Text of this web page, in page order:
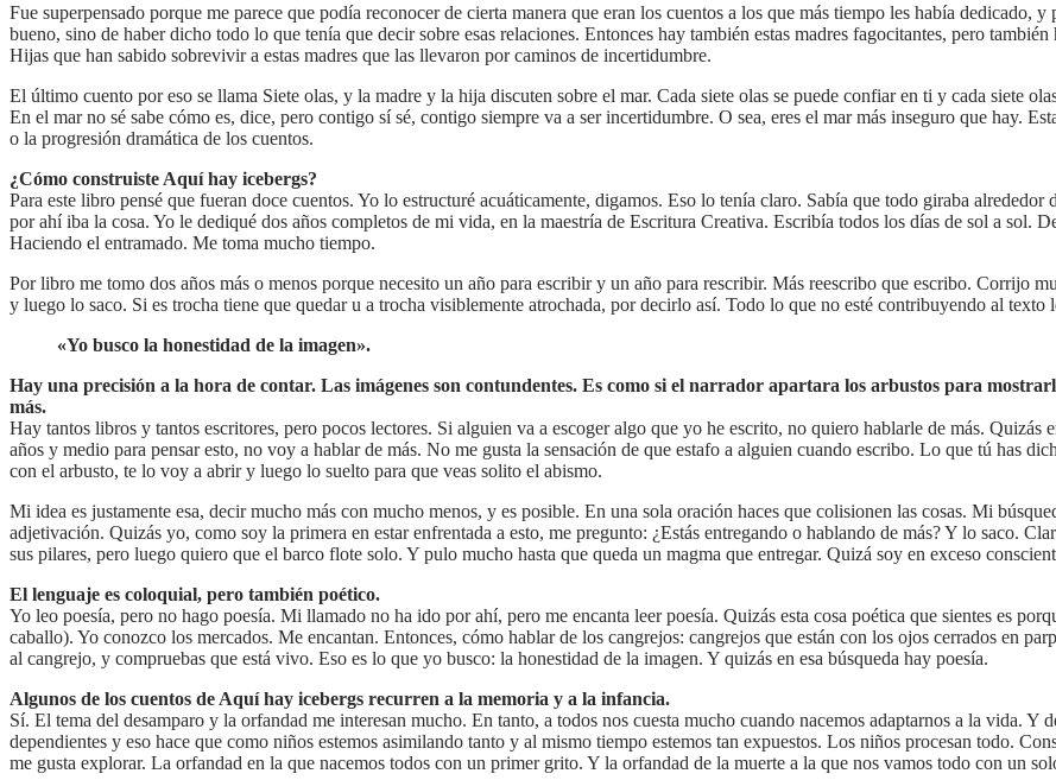
Fue superpensado porque me parece que podía reconocer de cierta manera que eran los cuentos a los que más tiempo les había dedicado,
bueno, sino de haber dicho todo lo que tenía que decir sobre esas relaciones. Entonces hay también estas madres fagocitantes, pero
Hijas que han sabido sobrevivir a estas madres que las llevaron por caminos de incertidumbre.
El último cuento por eso se llama Siete olas, y la madre y la hija discuten sobre el mar. Cada siete olas se puede confiar en ti y cada siete
En el mar no sé sabe cómo es, dice, pero contigo sí sé, contigo siempre va a ser incertidumbre. O sea, eres el mar más inseguro que hay.
o la progresión dramática de los cuentos.
¿Cómo construiste Aquí hay icebergs?
Para este libro pensé que fueran doce cuentos. Yo lo estructuré acuáticamente, digamos. Eso lo tenía claro. Sabía que todo giraba
por ahí iba la cosa. Yo le dediqué dos años completos de mi vida, en la maestría de Escritura Creativa. Escribía todos los días de sol a sol.
Haciendo el entramado. Me toma mucho tiempo.
Por libro me tomo dos años más o menos porque necesito un año para escribir y un año para rescribir. Más reescribo que escribo. Corrijo
y luego lo saco. Si es trocha tiene que quedar u a trocha visiblemente atrochada, por decirlo así. Todo lo que no esté contribuyendo al
«Yo busco la honestidad de la imagen».
Hay una precisión a la hora de contar. Las imágenes son contundentes. Es como si el narrador apartara los arbustos para
más.
Hay tantos libros y tantos escritores, pero pocos lectores. Si alguien va a escoger algo que yo he escrito, no quiero hablarle de más.
años y medio para pensar esto, no voy a hablar de más. No me gusta la sensación de que estafo a alguien cuando escribo. Lo que tú has
con el arbusto, te lo voy a abrir y luego lo suelto para que veas solito el abismo.
Mi idea es justamente esa, decir mucho más con mucho menos, y es posible. En una sola oración haces que colisionen las cosas. Mi
adjetivación. Quizás yo, como soy la primera en estar enfrentada a esto, me pregunto: ¿Estás entregando o hablando de más? Y lo saco.
sus pilares, pero luego quiero que el barco flote solo. Y pulo mucho hasta que queda un magma que entregar. Quizá soy en exceso
El lenguaje es coloquial, pero también poético.
Yo leo poesía, pero no hago poesía. Mi llamado no ha ido por ahí, pero me encanta leer poesía. Quizás esta cosa poética que sientes es
caballo). Yo conozco los mercados. Me encantan. Entonces, cómo hablar de los cangrejos: cangrejos que están con los ojos cerrados en
al cangrejo, y compruebas que está vivo. Eso es lo que yo busco: la honestidad de la imagen. Y quizás en esa búsqueda hay poesía.
Algunos de los cuentos de Aquí hay icebergs recurren a la memoria y a la infancia.
Sí. El tema del desamparo y la orfandad me interesan mucho. En tanto, a todos nos cuesta mucho cuando nacemos adaptarnos a la vida. Y
dependientes y eso hace que como niños estemos asimilando tanto y al mismo tiempo estemos tan expuestos. Los niños procesan todo.
me gusta explorar. La orfandad en la que nacemos todos con un primer grito. Y la orfandad de la muerte a la que nos vamos todo con un